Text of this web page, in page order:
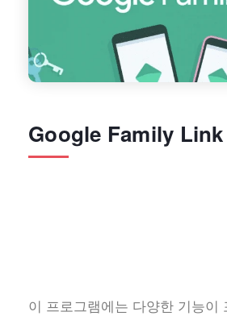
Google Family Link
이 프로그램에는 다양한 기능이